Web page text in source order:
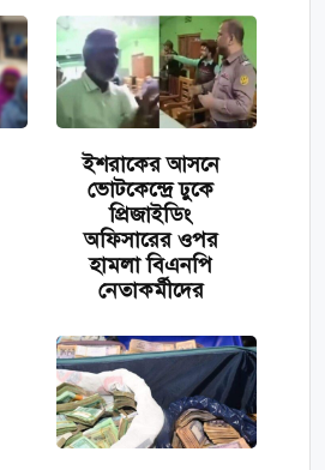
ইশরাকের আসনে
ভোটকেন্দ্রে ঢুকে
প্রিজাইডিং
অফিসারের ওপর
হামলা বিএনপি
নেতাকর্মীদের